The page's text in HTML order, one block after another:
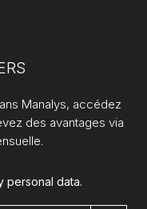
Manalys, accédez
des avantages via
personal data.